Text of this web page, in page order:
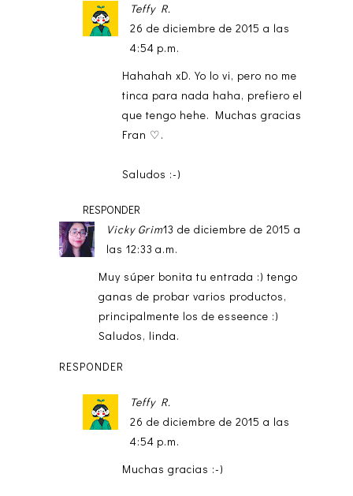
Teffy R.
26 de diciembre de 2015 a las
4:54 p.m.
Hahahah xD. Yo lo vi, pero no me
tinca para nada haha, prefiero el
que tengo hehe. Muchas gracias
Fran ♡.
Saludos :-)
RESPONDER
Vicky Grim13 de diciembre de 2015 a
las 12:33 a.m.
Muy súper bonita tu entrada :) tengo
ganas de probar varios productos,
principalmente los de esseence :)
Saludos, linda.
RESPONDER
Teffy R.
26 de diciembre de 2015 a las
4:54 p.m.
Muchas gracias :-)